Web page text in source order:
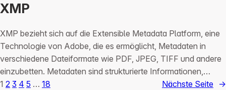
XMP
XMP bezieht sich auf die Extensible Metadata Platform, eine
Technologie von Adobe, die es ermöglicht, Metadaten in
verschiedene Dateiformate wie PDF, JPEG, TIFF und andere
einzubetten. Metadaten sind strukturierte Informationen,…
1 2 3 4 5 … 18 Nächste Seite →